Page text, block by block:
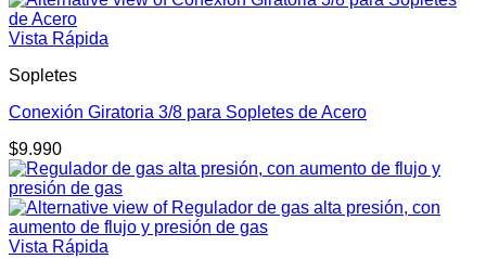
Vista Rápida
Sopletes
Conexión Giratoria 3/8 para Sopletes de Acero
$9.990
Vista Rápida